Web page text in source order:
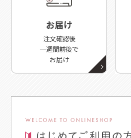
お届け
注文確認後
一週間前後で
お届け